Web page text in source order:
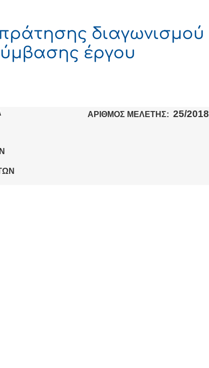
διαγωνισμού
έργου
ΑΡΙΘΜΟΣ ΜΕΛΕΤΗΣ:25/2018